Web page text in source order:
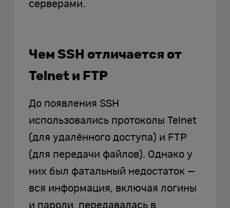
серверами.
Чем SSH отличается от
Telnet и FTP
До появления SSH
использовались протоколы Telnet
(для удалённого доступа) и FTP
(для передачи файлов). Однако у
них был фатальный недостаток —
вся информация, включая логины
и пароли, передавалась в